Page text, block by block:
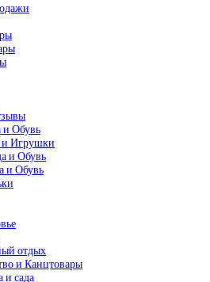
и Обувь
и Игрушки
и Обувь
и Обувь
отдых
и Канцтовары
и сада